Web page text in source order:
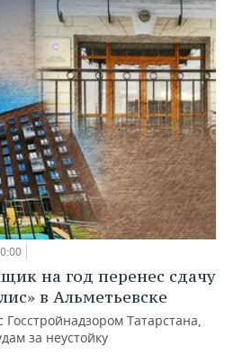
на год перенес сдачу
в Альметьевске
Госстройнадзором Татарстана,
за неустойку